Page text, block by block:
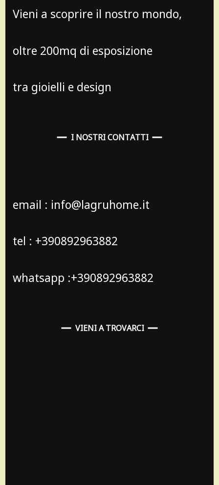
Vieni a scoprire il nostro mondo,
oltre 200mq di esposizione
tra gioielli e design
I NOSTRI CONTATTI
email : info@lagruhome.it
tel : +390892963882
whatsapp :+390892963882
VIENI A TROVARCI